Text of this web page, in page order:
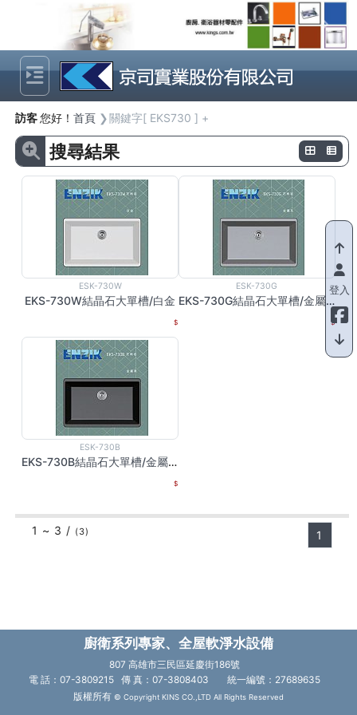
Previous Next
訪客您好！ 首頁 關鍵字[ EKS730 ] +
搜尋結果
ESK-730W
EKS-730W結晶石大單槽/白金
ESK-730G
EKS-730G結晶石大單槽/金屬灰
ESK-730B
EKS-730B結晶石大單槽/金屬黑
1 ~ 3 / (3) 1
登入
廚衛系列專家、全屋軟淨水設備
807 高雄市三民區延慶街186號
電 話：07-3809215 傳 真：07-3808403
統一編號：27689635
版權所有 © Copyright KINS CO.,LTD All Rights Reserved